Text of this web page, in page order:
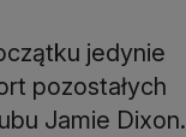
jedynie
pozostałych
Jamie Dixon.